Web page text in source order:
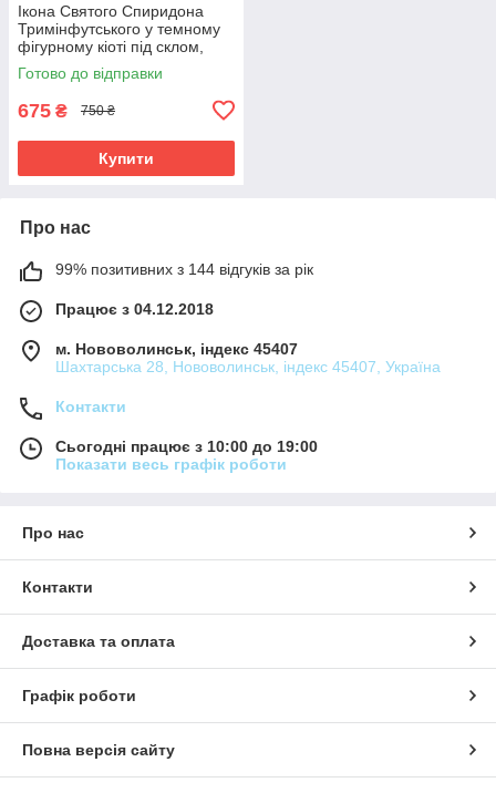
Ікона Святого Спиридона
Тримінфутського у темному
фігурному кіоті під склом,
розмір кіота 32×28, сюжет
20×24.
Готово до відправки
675 ₴ 750 ₴
Купити
Про нас
99% позитивних з 144 відгуків за рік
Працює з 04.12.2018
м. Нововолинськ, індекс 45407
Шахтарська 28, Нововолинськ, індекс 45407, Україна
Контакти
Сьогодні працює з 10:00 до 19:00
Показати весь графік роботи
Про нас
Контакти
Доставка та оплата
Графік роботи
Повна версія сайту